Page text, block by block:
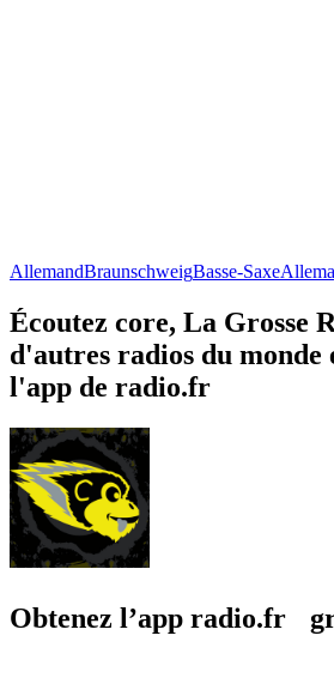
AllemandBraunschweigBasse-Saxe
Écoutez core, La Grosse
d'autres radios du monde
l'app de radio.fr
Obtenez l’app radio.fr